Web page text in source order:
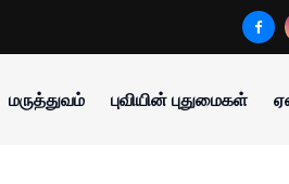
மருத்துவம் புவியின் புதுமைகள்